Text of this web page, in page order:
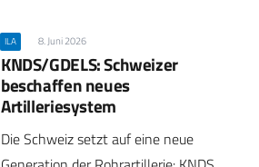
ILA 8. Juni 2026
KNDS/GDELS: Schweizer
beschaffen neues
Artilleriesystem
Die Schweiz setzt auf eine neue